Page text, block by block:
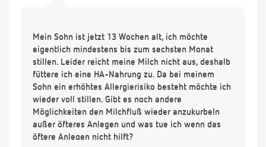
Mein Sohn ist jetzt 13 Wochen alt, ich möchte
eigentlich mindestens bis zum sechsten Monat
stillen. Leider reicht meine Milch nicht aus, deshalb
füttere ich eine HA-Nahrung zu. Da bei meinem
Sohn ein erhöhtes Allergierisiko besteht möchte ich
wieder voll stillen. Gibt es noch andere
Möglichkeiten den Milchfluß wieder anzukurbeln
außer öfteres Anlegen und was tue ich wenn das
öftere Anlegen nicht hilft?